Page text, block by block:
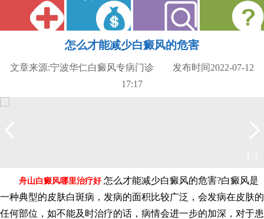
怎么才能减少白癜风的危害
文章来源:宁波华仁白癜风专病门诊 发布时间2022-07-12
17:17
舟山白癜风哪里治疗好怎么才能减少白癜风的危害?白癜风是
一种典型的皮肤白斑病，发病的面积比较广泛，会发病在皮肤的
任何部位，如不能及时治疗的话，病情会进一步的加深，对于患